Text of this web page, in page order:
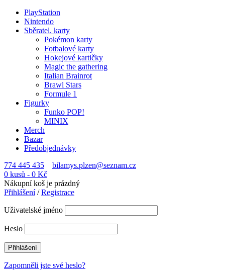
PlayStation
Nintendo
Sběratel. karty
Pokémon karty
Fotbalové karty
Hokejové kartičky
Magic the gathering
Italian Brainrot
Brawl Stars
Formule 1
Figurky
Funko POP!
MINIX
Merch
Bazar
Předobjednávky
774 445 435
bilamys.plzen@seznam.cz
0 kusů - 0 Kč
Nákupní koš je prázdný
Přihlášení/Registrace
Uživatelské jméno
Heslo
Zapomněli jste své heslo?